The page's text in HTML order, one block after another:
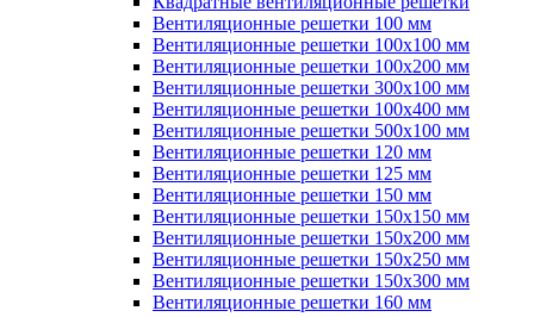
Вентиляционные решетки 100 мм
Вентиляционные решетки 100х100 мм
Вентиляционные решетки 100х200 мм
Вентиляционные решетки 300х100 мм
Вентиляционные решетки 100х400 мм
Вентиляционные решетки 500х100 мм
Вентиляционные решетки 120 мм
Вентиляционные решетки 125 мм
Вентиляционные решетки 150 мм
Вентиляционные решетки 150х150 мм
Вентиляционные решетки 150х200 мм
Вентиляционные решетки 150х250 мм
Вентиляционные решетки 150х300 мм
Вентиляционные решетки 160 мм